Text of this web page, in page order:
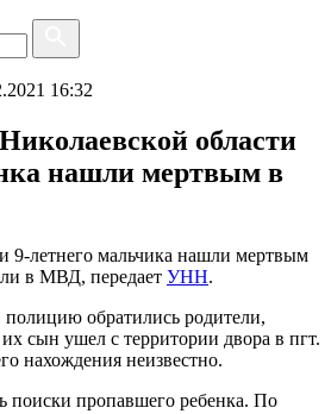
16:32
области
нашли мертвым в
9-летнего мальчика нашли мертвым
в МВД, передает УНН.
полицию обратились родители,
сын ушел с территории двора в пгт.
нахождения неизвестно.
поиски пропавшего ребенка. По